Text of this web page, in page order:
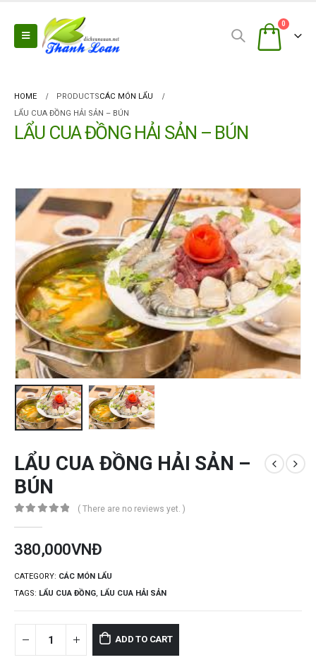
0
HOME PRODUCTSCÁC MÓN LẨU
LẨU CUA ĐỒNG HẢI SẢN – BÚN
LẨU CUA ĐỒNG HẢI SẢN – BÚN
LẨU CUA ĐỒNG HẢI SẢN –
BÚN
( There are no reviews yet. )
380,000VNĐ
CATEGORY: CÁC MÓN LẨU
TAGS: LẨU CUA ĐỒNG, LẨU CUA HẢI SẢN
ADD TO CART